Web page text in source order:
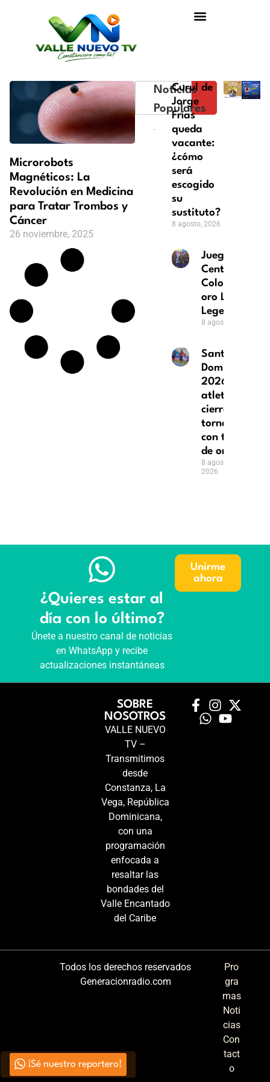
Microrobots
Magnéticos: La
Revolución en Medicina
para Tratar Trombos y
Cáncer
26 noviembre, 2025
Noticias
Populares
Curul de
Jorge
Frías
queda
vacante:
¿cómo
será
escogido
su
sustituto?
8 agosto, 2026
Juegos
Colombia
oro League of
Legends
8 agosto, 2026
Santo
Domingo
2026: el
atletismo
cierra su
torneo
con tres
de oro
8 agosto,
2026
¿Quieres estar al
día con lo último?
Únete a nuestro canal de noticias
en WhatsApp y recibe
actualizaciones instantáneas
Unirme
ahora
SOBRE
NOSOTROS
VALLE NUEVO
TV –
Transmitimos
desde
Constanza, La
Vega, República
Dominicana,
con una
programación
enfocada a
resaltar las
bondades del
Valle Encantado
del Caribe
Todos los derechos reservados
Generacionradio.com
Pro
gra
mas
Noti
cias
Con
tact
o
¡Sé nuestro reportero!